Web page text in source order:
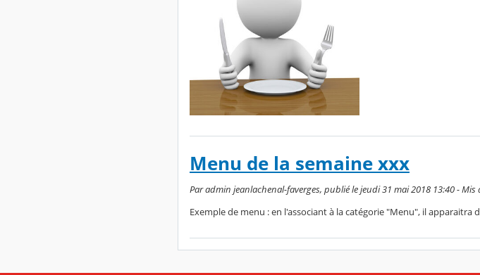
Menu de la semaine xxx
Par admin jeanlachenal-faverges, publié le jeudi 31 mai 2018 13:40 - Mis
Exemple de menu : en l'associant à la catégorie "Menu", il apparaitra